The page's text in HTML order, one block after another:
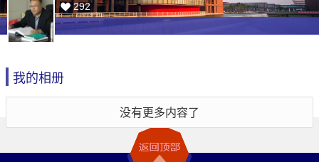
292
我的相册
没有更多内容了